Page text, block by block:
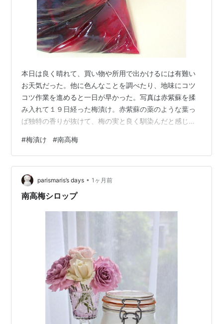
本日は良く晴れて、買い物や所用で出かけるには有難い
お天気だった。他に色んなことを調べたり、地味にコツ
コツ作業を進めると一日が早かった。写真は赤紫蘇を揉
み入れて１９日経った梅漬け。赤紫蘇の薬のような葉っ
ぱ独特の香りが抜けて、梅の実と良く馴染んだと感じ
い。この先１か月の天気予報は曇りの日が多く、暫くは
様子を見たい。梅漬け講座にご参加下さった皆様の梅の
様子はいかがでしょうか。ご心配なことはお知らせ下さ
いね。では皆様、お健やかに良い週末を！来週まで、ご
きげんよう～。`食`の講座 ＦＬＵＳＨ 最新サイト
#梅漬け #南高梅
parismaris’s days • 1ヶ月前
南高梅シロップ